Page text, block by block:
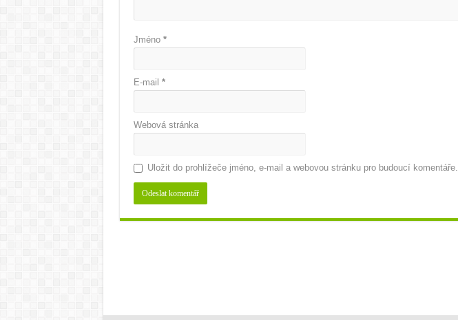
Jméno *
E-mail *
Webová stránka
Uložit do prohlížeče jméno, e-mail a webovou stránku pro budoucí komentáře.